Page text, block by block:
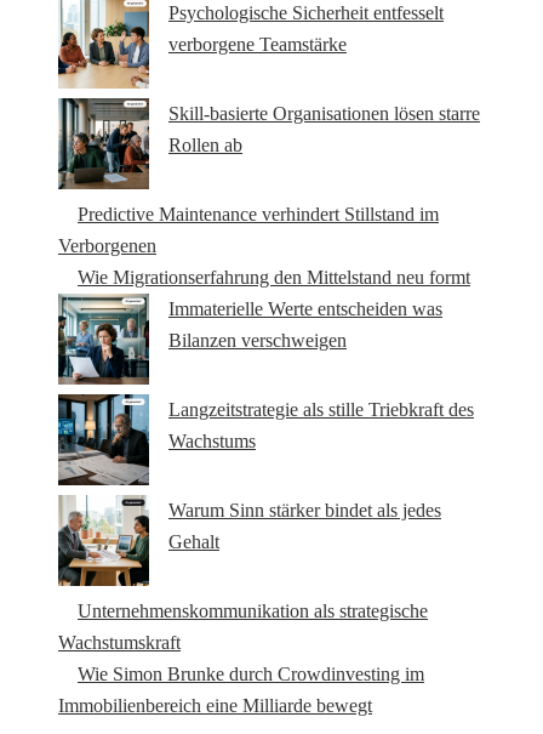
Psychologische Sicherheit entfesselt
verborgene Teamstärke
Skill-basierte Organisationen lösen starre
Rollen ab
Predictive Maintenance verhindert Stillstand im
Verborgenen
Wie Migrationserfahrung den Mittelstand neu formt
Immaterielle Werte entscheiden was
Bilanzen verschweigen
Langzeitstrategie als stille Triebkraft des
Wachstums
Warum Sinn stärker bindet als jedes
Gehalt
Unternehmenskommunikation als strategische
Wachstumskraft
Wie Simon Brunke durch Crowdinvesting im
Immobilienbereich eine Milliarde bewegt